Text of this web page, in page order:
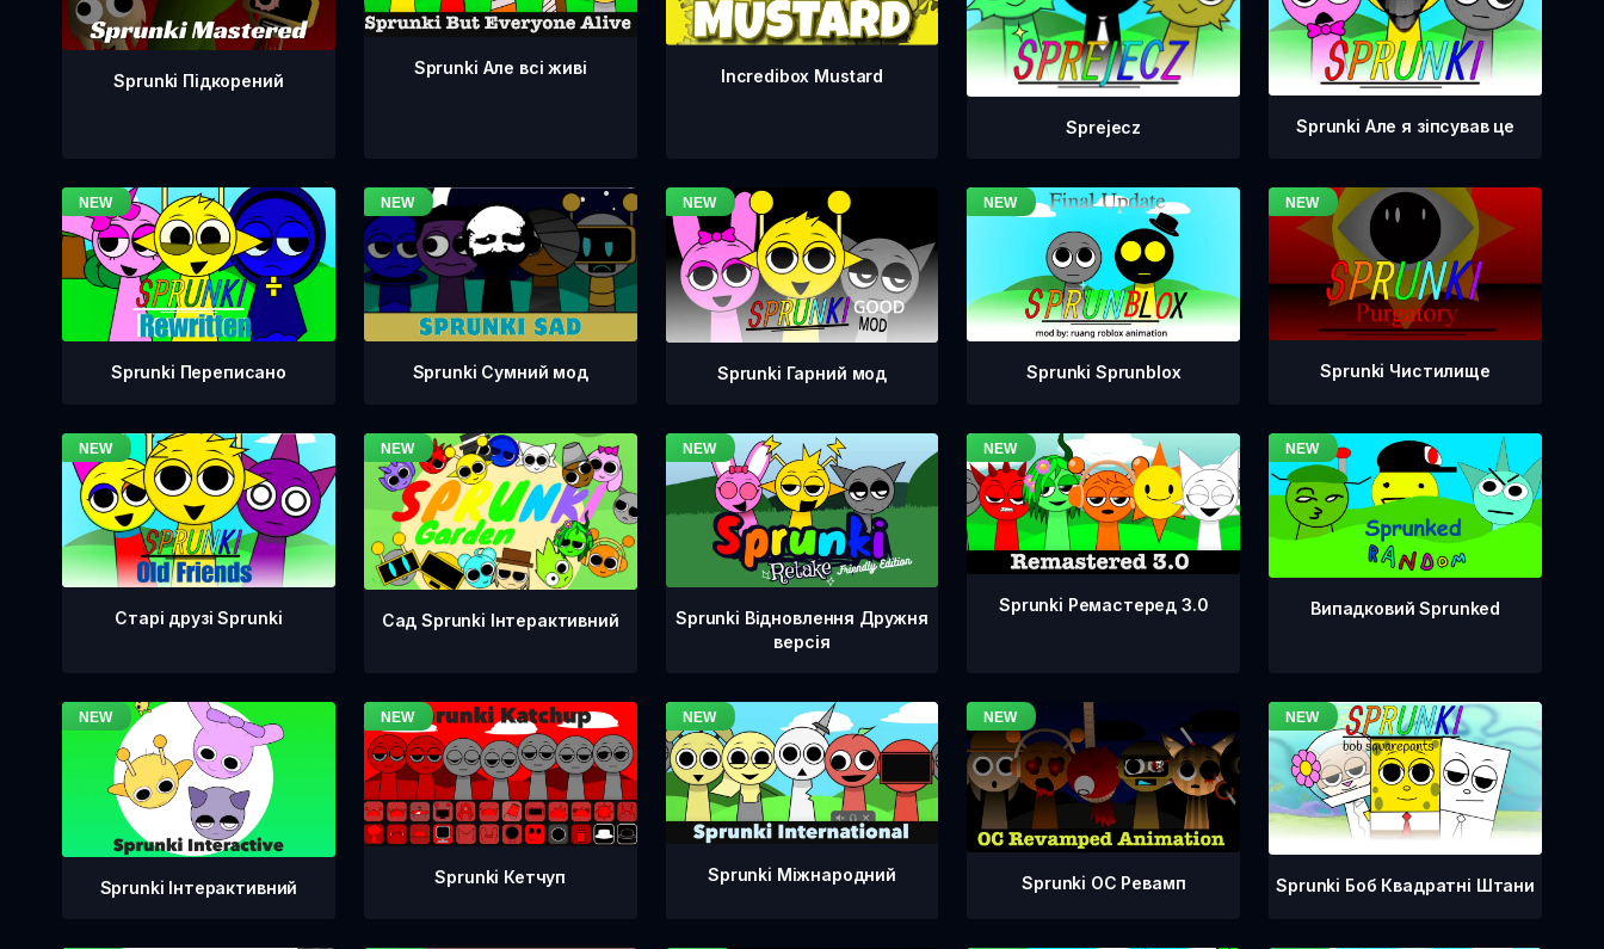
Sprunki Підкорений
Sprunki Але всі живі Incredibox Mustard
Sprejecz Sprunki Але я зіпсував це
Sprunki Переписано Sprunki Сумний мод Sprunki Гарний мод Sprunki Sprunblox Sprunki Чистилище
Старі друзі Sprunki Сад Sprunki Інтерактивний
Sprunki Відновлення Дружня
версія
Sprunki Ремастеред 3.0 Випадковий Sprunked
Sprunki Інтерактивний
Sprunki Кетчуп Sprunki Міжнародний Sprunki OC Ревамп Sprunki Боб Квадратні Штани